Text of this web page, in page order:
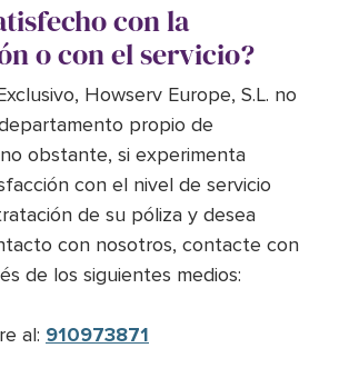
con la
o con el servicio?
Howserv Europe, S.L. no
propio de
obstante, si experimenta
con el nivel de servicio
de su póliza y desea
con nosotros, contacte con
de los siguientes medios:
al: 910973871